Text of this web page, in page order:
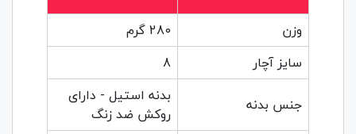
وزن
280 گرم
سایز آچار
8
جنس بدنه
بدنه استیل - دارای
روکش ضد زنگ